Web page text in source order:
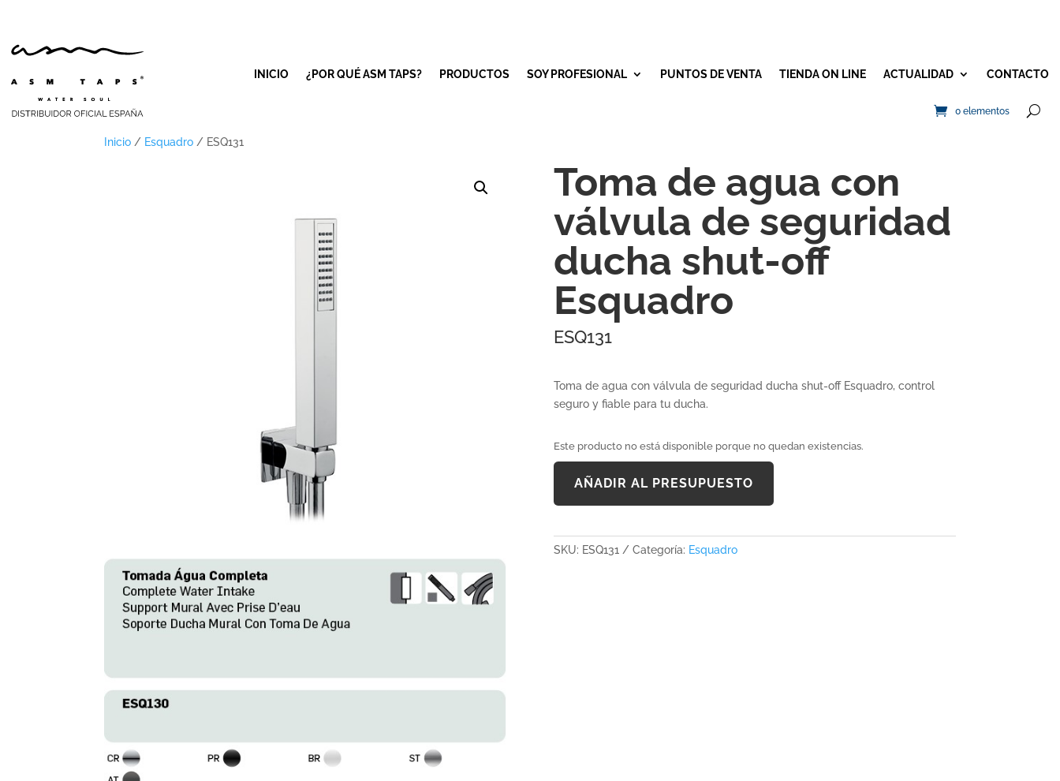
INICIO ¿POR QUÉ ASM TAPS? PRODUCTOS SOY PROFESIONAL PUNTOS DE VENTA TIENDA ON LINE ACTUALIDAD CONTACTO
0 elementos
Inicio / Esquadro / ESQ131
Toma de agua con
válvula de seguridad
ducha shut-off
Esquadro
ESQ131
Toma de agua con válvula de seguridad ducha shut-off Esquadro, control
seguro y fiable para tu ducha.
Este producto no está disponible porque no quedan existencias.
AÑADIR AL PRESUPUESTO
SKU: ESQ131 Categoría: Esquadro